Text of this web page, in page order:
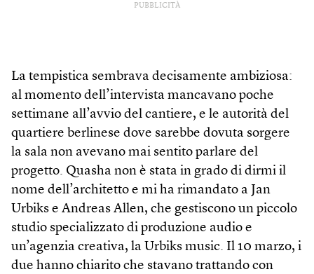
PUBBLICITÀ
La tempistica sembrava decisamente ambiziosa:
al momento dell’intervista mancavano poche
settimane all’avvio del cantiere, e le autorità del
quartiere berlinese dove sarebbe dovuta sorgere
la sala non avevano mai sentito parlare del
progetto. Quasha non è stata in grado di dirmi il
nome dell’architetto e mi ha rimandato a Jan
Urbiks e Andreas Allen, che gestiscono un piccolo
studio specializzato di produzione audio e
un’agenzia creativa, la Urbiks music. Il 10 marzo, i
due hanno chiarito che stavano trattando con